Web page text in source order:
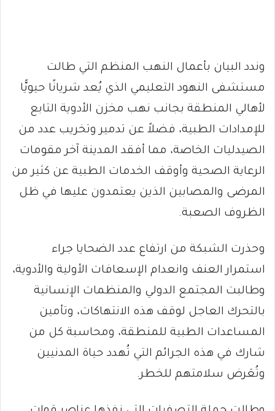
وندد البيان بأعمال النهب المنظم التي طالت
مستشفى النهود التعليمي الذي يُعد شريانًا حيويًّا
لأهالي المنطقة بجانب نهب مخزن الأدوية التابع
للإمدادات الطبية، فضلاً عن تدمير وتخريب عدد من
الصيدليات الخاصة، مما أفقد المدينة آخر مقومات
الرعاية الصحية وأوقف الخدمات الطبية عن كثير من
المرضى والمصابين الذين يعتمدون عليها في ظل
الظروف الصعبة.
وحذرت الشبكة من ارتفاع عدد الضحايا جراء
استمرار العنف وانعدام الإسعافات الأولية والأدوية،
وطالبت المجتمع الدولي والمنظمات الإنسانية
بالتحرك العاجل لوقف هذه الانتهاكات، وتأمين
المساعدات الطبية للمنطقة، ومحاسبة كل من
شارك في هذه الجرائم التي تُهدد حياة المدنيين
وتُعَرض سلامتهم للخطر.